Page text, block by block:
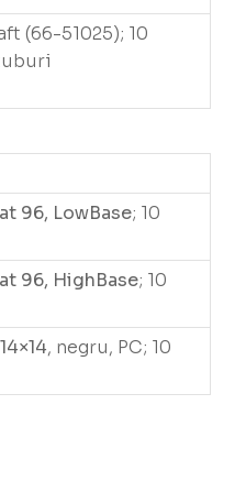
(66-51025); 10
96, LowBase; 10
96, HighBase; 10
, negru, PC; 10